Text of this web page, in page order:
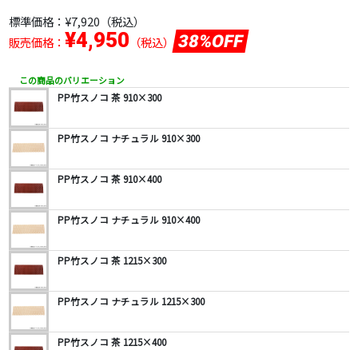
標準価格： ¥7,920 （税込）
販売価格： ¥4,950 （税込） 38%OFF
この商品のバリエーション
PP竹スノコ 茶 910×300
PP竹スノコ ナチュラル 910×300
PP竹スノコ 茶 910×400
PP竹スノコ ナチュラル 910×400
PP竹スノコ 茶 1215×300
PP竹スノコ ナチュラル 1215×300
PP竹スノコ 茶 1215×400